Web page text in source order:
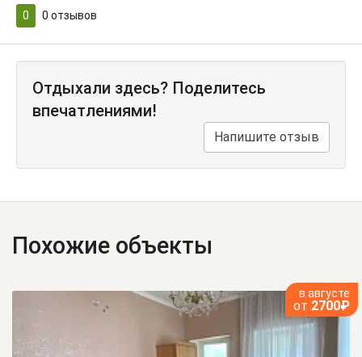
0 0 отзывов
Отдыхали здесь? Поделитесь
впечатлениями!
Напишите отзыв
Похожие объекты
в августе
от 2700₽